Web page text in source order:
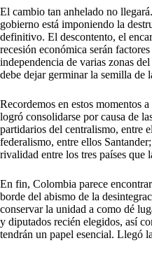
El cambio tan anhelado no
gobierno está imponiendo la
definitivo. El descontento, el
recesión económica serán
independencia de varias zonas
debe dejar germinar la semilla de
Recordemos en estos momentos
logró consolidarse por causa de
partidarios del centralismo, entre
federalismo, entre ellos
rivalidad entre los tres países que
En fin, Colombia parece
borde del abismo de la
conservar la unidad a como dé
y diputados recién elegidos, así
tendrán un papel esencial. Llegó